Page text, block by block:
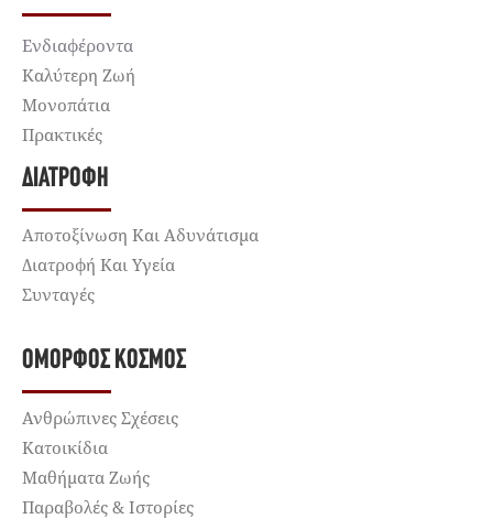
Ενδιαφέροντα
Καλύτερη Ζωή
Μονοπάτια
Πρακτικές
ΔΙΑΤΡΟΦΉ
Αποτοξίνωση Και Αδυνάτισμα
Διατροφή Και Υγεία
Συνταγές
ΌΜΟΡΦΟΣ ΚΌΣΜΟΣ
Ανθρώπινες Σχέσεις
Κατοικίδια
Μαθήματα Ζωής
Παραβολές & Ιστορίες